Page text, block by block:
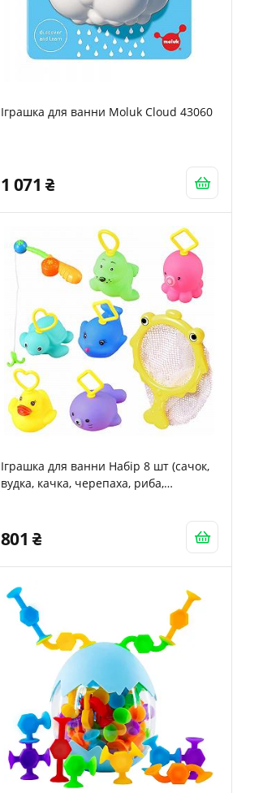
Іграшка для ванни Moluk Cloud 43060
1 071
Іграшка для ванни Набір 8 шт (сачок,
вудка, качка, черепаха, риба,
801